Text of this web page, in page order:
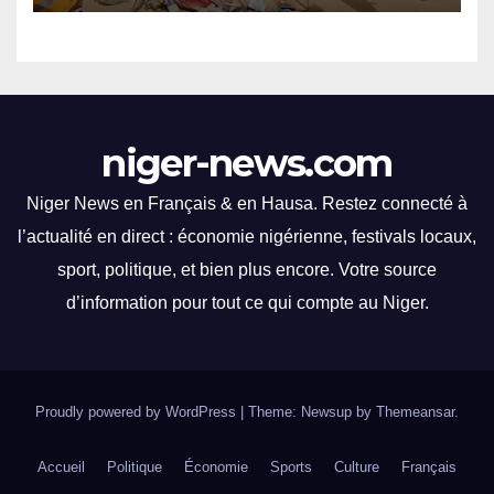
niger-news.com
Niger News en Français & en Hausa. Restez connecté à
l’actualité en direct : économie nigérienne, festivals locaux,
sport, politique, et bien plus encore. Votre source
d’information pour tout ce qui compte au Niger.
Proudly powered by WordPress Theme: Newsup by Themeansar.
Accueil Politique Économie Sports Culture Français